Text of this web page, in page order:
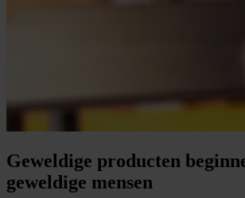
Geweldige producten
geweldige mensen